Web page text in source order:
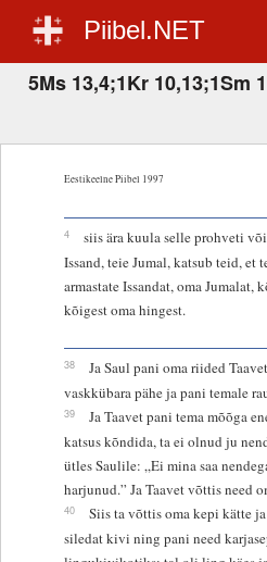
Piibel.NET
5Ms 13,4;1Kr 10,13;1Sm
Eestikeelne Piibel 1997
4
siis ära kuula selle prohveti
Issand, teie Jumal, katsub teid, et
armastate Issandat, oma Jumalat,
kõigest oma hingest.
38
Ja Saul pani oma riided
vaskkübara pähe ja pani temale
39
Ja Taavet pani tema mõõga
katsus kõndida, ta ei olnud ju
ütles Saulile: „Ei mina saa
harjunud.” Ja Taavet võttis need
40
Siis ta võttis oma kepi kätte
siledat kivi ning pani need